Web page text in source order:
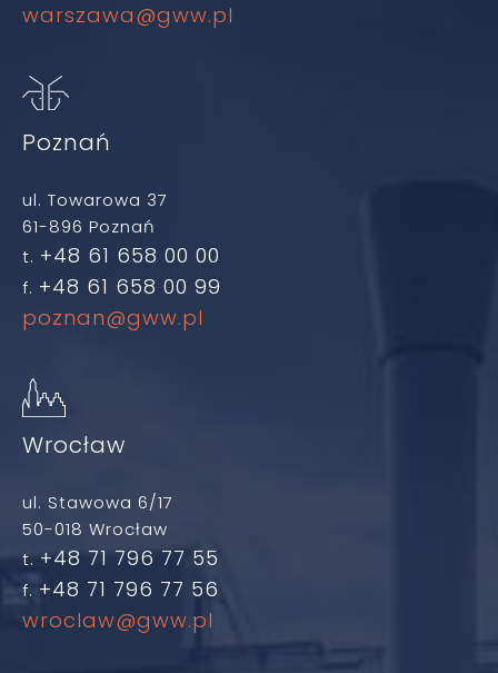
warszawa@gww.pl
Poznań
ul. Towarowa 37
61-896 Poznań
t. +48 61 658 00 00
f. +48 61 658 00 99
poznan@gww.pl
Wrocław
ul. Stawowa 6/17
50-018 Wrocław
t. +48 71 796 77 55
f. +48 71 796 77 56
wroclaw@gww.pl